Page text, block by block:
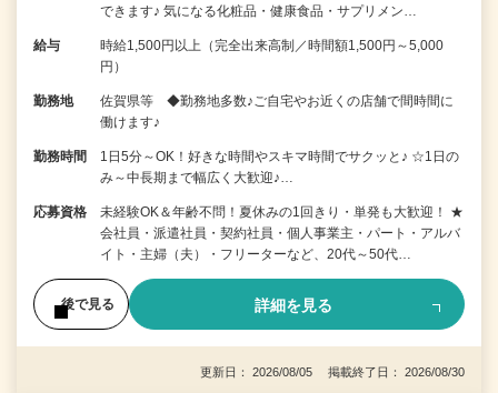
できます♪ 気になる化粧品・健康食品・サプリメン…
給与
時給1,500円以上（完全出来高制／時間額1,500円～5,000
円）
勤務地
佐賀県等 ◆勤務地多数♪ご自宅やお近くの店舗で間時間に
働けます♪
勤務時間
1日5分～OK！好きな時間やスキマ時間でサクッと♪ ☆1日の
み～中長期まで幅広く大歓迎♪…
応募資格
未経験OK＆年齢不問！夏休みの1回きり・単発も大歓迎！ ★
会社員・派遣社員・契約社員・個人事業主・パート・アルバ
イト・主婦（夫）・フリーターなど、20代～50代…
後で見る 詳細を見る
更新日： 2026/08/05 掲載終了日： 2026/08/30